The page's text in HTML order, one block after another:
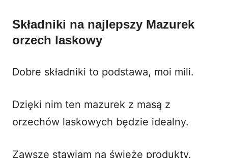
Składniki na najlepszy Mazurek
orzech laskowy
Dobre składniki to podstawa, moi mili.
Dzięki nim ten mazurek z masą z
orzechów laskowych będzie idealny.
Zawsze stawiam na świeże produkty.